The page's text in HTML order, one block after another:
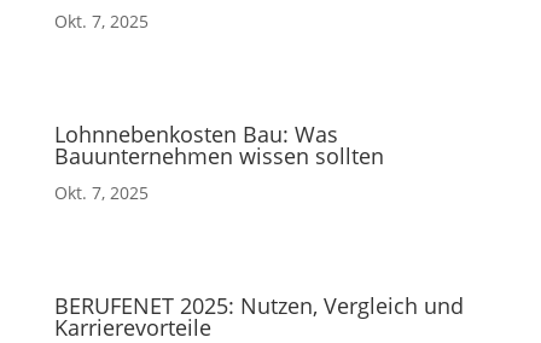
Okt. 7, 2025
Lohnnebenkosten Bau: Was
Bauunternehmen wissen sollten
Okt. 7, 2025
BERUFENET 2025: Nutzen, Vergleich und
Karrierevorteile